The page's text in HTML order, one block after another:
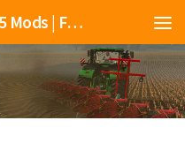
Landwirtschafts Simulator 25 Mods | Farming Simulator 25 Mods | FS25 Mods